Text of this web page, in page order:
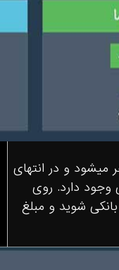
و در انتهای
وجود دارد. روی
بانکی شوید و مبلغ